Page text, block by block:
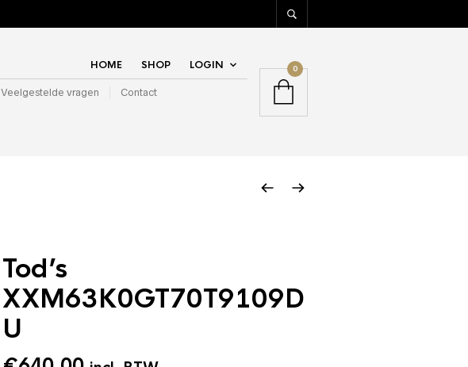
HOME SHOP LOGIN
Veelgestelde vragen Contact
0
Tod’s
XXM63K0GT70T9109D
U